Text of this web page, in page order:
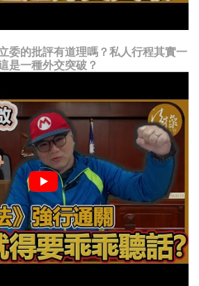
委的批評有道理嗎？私人行程其實一
是一種外交突破？